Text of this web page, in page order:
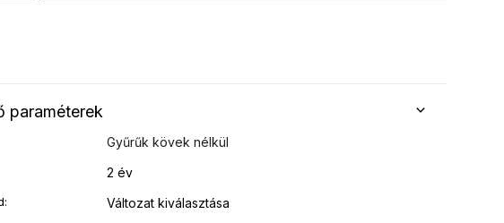
paraméterek
Gyűrűk kövek nélkül
2 év
: Változat kiválasztása